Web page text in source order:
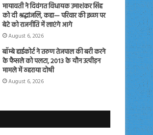
मायावती ने दिवंगत विधायक उमाशंकर सिंह
को दी श्रद्धांजलि, कहा— परिवार की इच्छा पर
बेटे को राजनीति में लाएंगे आगे
August 6, 2026
बॉम्बे हाईकोर्ट ने तरुण तेजपाल की बरी करने
के फैसले को पलटा, 2013 के यौन उत्पीड़न
मामले में ठहराया दोषी
August 6, 2026